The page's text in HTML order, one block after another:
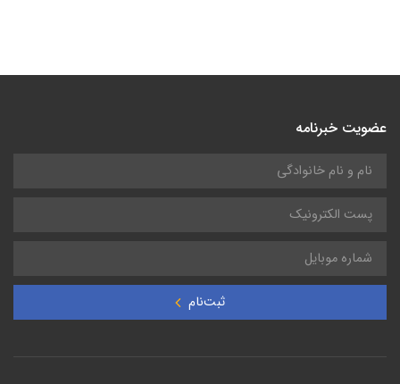
عضویت خبرنامه
ثبت‌نام